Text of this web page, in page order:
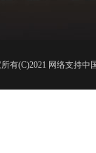
所有(C)2021 网络支持中